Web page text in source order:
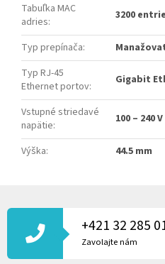
Tabuľka MAC
adries: 3200
Typ prepínača:
Typ RJ-45
Ethernet portov: Gigabit
Vstupné striedavé
napätie: 100 – 240 V
Výška: 44.5 mm
Á
T
+421 32 285
Zavolajte nám